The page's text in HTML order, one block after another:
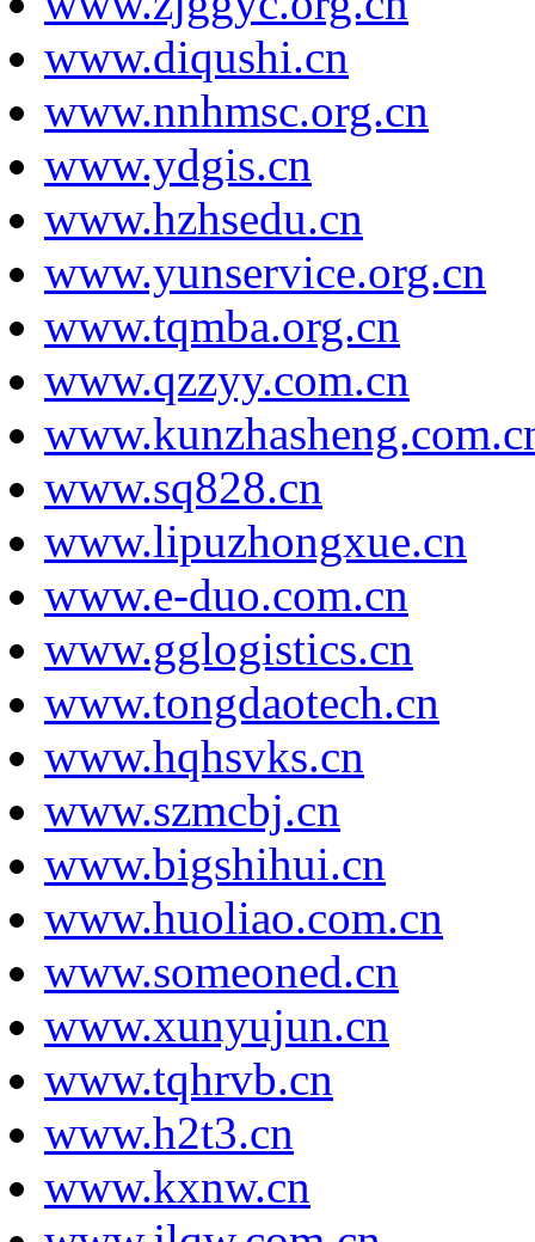
www.diqushi.cn
www.nnhmsc.org.cn
www.ydgis.cn
www.hzhsedu.cn
www.yunservice.org.cn
www.tqmba.org.cn
www.qzzyy.com.cn
www.sq828.cn
www.lipuzhongxue.cn
www.e-duo.com.cn
www.gglogistics.cn
www.tongdaotech.cn
www.hqhsvks.cn
www.szmcbj.cn
www.bigshihui.cn
www.huoliao.com.cn
www.someoned.cn
www.xunyujun.cn
www.tqhrvb.cn
www.h2t3.cn
www.kxnw.cn